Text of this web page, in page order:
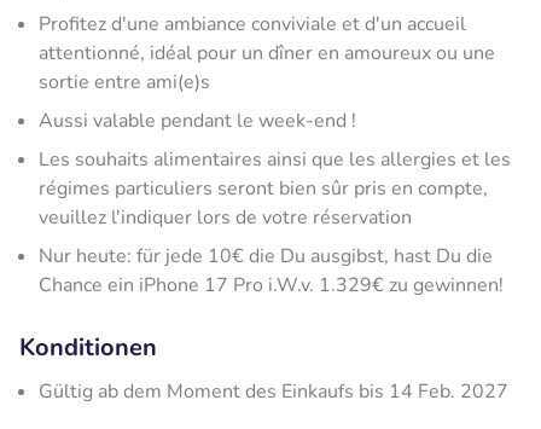
Profitez d'une ambiance conviviale et d'un accueil
attentionné, idéal pour un dîner en amoureux ou une
sortie entre ami(e)s
Aussi valable pendant le week-end !
Les souhaits alimentaires ainsi que les allergies et les
régimes particuliers seront bien sûr pris en compte,
veuillez l'indiquer lors de votre réservation
Nur heute: für jede 10€ die Du ausgibst, hast Du die
Chance ein iPhone 17 Pro i.W.v. 1.329€ zu gewinnen!
Konditionen
Gültig ab dem Moment des Einkaufs bis 14 Feb. 2027